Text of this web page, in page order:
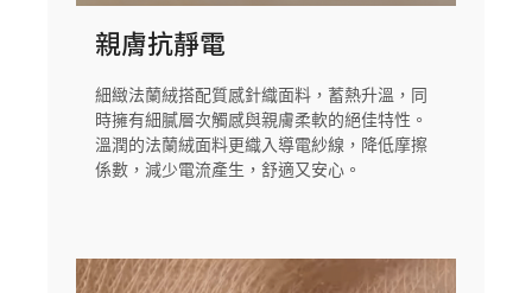
親膚抗靜電
細緻法蘭絨搭配質感針織面料，蓄熱升溫，同
時擁有細膩層次觸感與親膚柔軟的絕佳特性。
溫潤的法蘭絨面料更織入導電紗線，降低摩擦
係數，減少電流產生，舒適又安心。